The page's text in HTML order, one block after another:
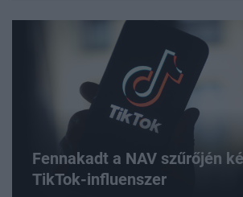
Fennakadt a NAV szűrőjén
TikTok-influenszer